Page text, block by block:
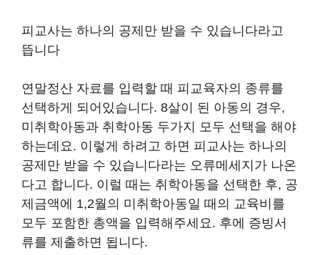
피교사는 하나의 공제만 받을 수 있습니다라고
뜹니다
연말정산 자료를 입력할 때 피교육자의 종류를
선택하게 되어있습니다. 8살이 된 아동의 경우,
미취학아동과 취학아동 두가지 모두 선택을 해야
하는데요. 이렇게 하려고 하면 피교사는 하나의
공제만 받을 수 있습니다라는 오류메세지가 나온
다고 합니다. 이럴 때는 취학아동을 선택한 후, 공
제금액에 1,2월의 미취학아동일 때의 교육비를
모두 포함한 총액을 입력해주세요. 후에 증빙서
류를 제출하면 됩니다.